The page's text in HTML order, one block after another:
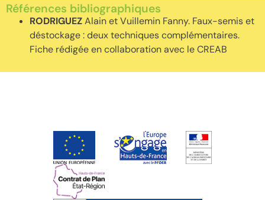
Références bibliographiques
RODRIGUEZAlain et Vuillemin Fanny. Faux-semis et
déstockage : deux techniques complémentaires.
Fiche rédigée en collaboration avec le CREAB